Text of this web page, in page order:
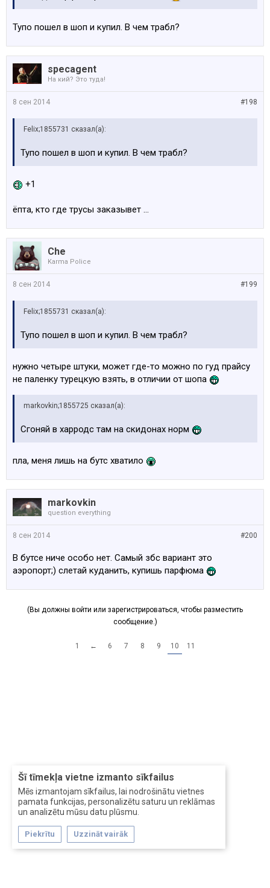
Šī tīmekļa vietne izmanto sīkfailus
Mēs izmantojam sīkfailus, lai nodrošinātu vietnes
pamata funkcijas, personalizētu saturu un reklāmas
un analizētu mūsu datu plūsmu.
Piekrītu Uzzināt vairāk
Тупо пошел в шоп и купил. В чем трабл?
specagent
На кий? Это туда!
#198
8 сен 2014
Felix;1855731 сказал(а):
Тупо пошел в шоп и купил. В чем трабл?
+1
ёпта, кто где трусы заказывет ...
Che
Karma Police
#199
8 сен 2014
Felix;1855731 сказал(а):
Тупо пошел в шоп и купил. В чем трабл?
нужно четыре штуки, может где-то можно по гуд прайсу
не паленку турецкую взять, в отличии от шопа
markovkin;1855725 сказал(а):
Сгоняй в харродс там на скидонах норм
пла, меня лишь на бутс хватило
markovkin
question everything
#200
8 сен 2014
В бутсе ниче особо нет. Самый збс вариант это
аэропорт;) слетай куданить, купишь парфюма
(Вы должны войти или зарегистрироваться, чтобы разместить
сообщение.)
1 ← 6 7 8 9 10 11